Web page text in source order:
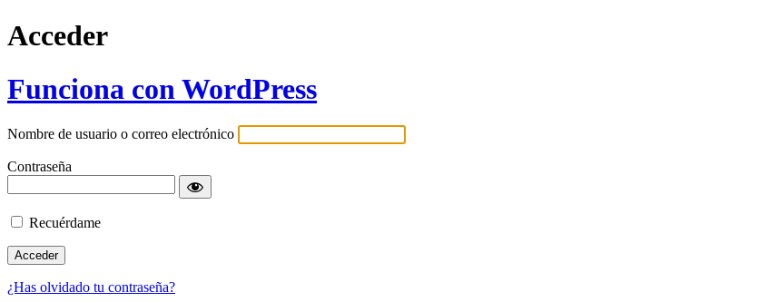
Acceder
Funciona con WordPress
Nombre de usuario o correo electrónico
Contraseña
Recuérdame
¿Has olvidado tu contraseña?